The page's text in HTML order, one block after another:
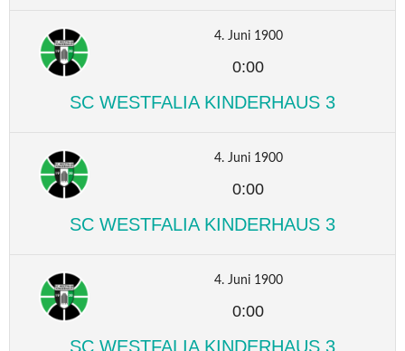
4. Juni 1900
0:00
SC WESTFALIA KINDERHAUS 3
4. Juni 1900
0:00
SC WESTFALIA KINDERHAUS 3
4. Juni 1900
0:00
SC WESTFALIA KINDERHAUS 3